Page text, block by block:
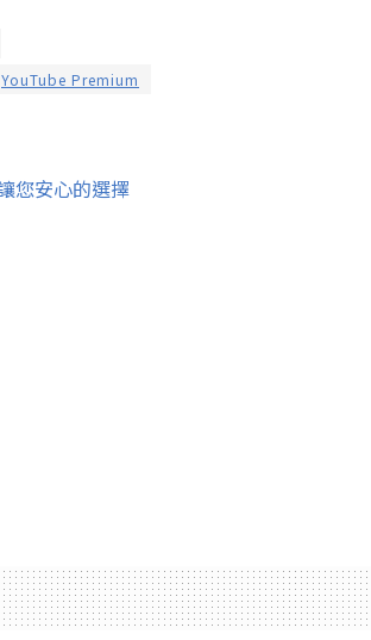
YouTube Premium
您安心的選擇